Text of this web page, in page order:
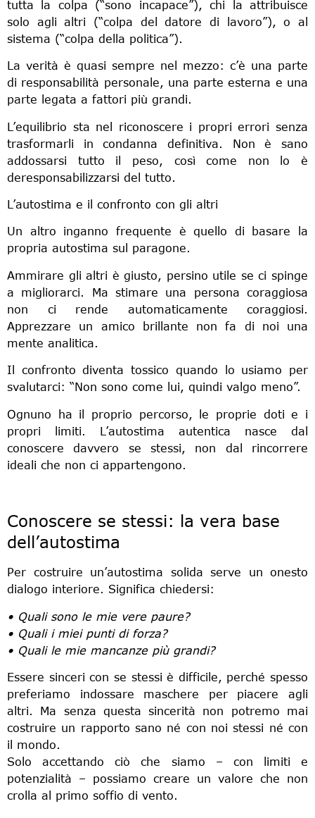
tutta la colpa (“sono incapace”), chi la attribuisce
solo agli altri (“colpa del datore di lavoro”), o al
sistema (“colpa della politica”).
La verità è quasi sempre nel mezzo: c’è una parte
di responsabilità personale, una parte esterna e una
parte legata a fattori più grandi.
L’equilibrio sta nel riconoscere i propri errori senza
trasformarli in condanna definitiva. Non è sano
addossarsi tutto il peso, così come non lo è
deresponsabilizzarsi del tutto.
L’autostima e il confronto con gli altri
Un altro inganno frequente è quello di basare la
propria autostima sul paragone.
Ammirare gli altri è giusto, persino utile se ci spinge
a migliorarci. Ma stimare una persona coraggiosa
non ci rende automaticamente coraggiosi.
Apprezzare un amico brillante non fa di noi una
mente analitica.
Il confronto diventa tossico quando lo usiamo per
svalutarci: “Non sono come lui, quindi valgo meno”.
Ognuno ha il proprio percorso, le proprie doti e i
propri limiti. L’autostima autentica nasce dal
conoscere davvero se stessi, non dal rincorrere
ideali che non ci appartengono.
Conoscere se stessi: la vera base
dell’autostima
Per costruire un’autostima solida serve un onesto
dialogo interiore. Significa chiedersi:
• Quali sono le mie vere paure?
• Quali i miei punti di forza?
• Quali le mie mancanze più grandi?
Essere sinceri con se stessi è difficile, perché spesso
preferiamo indossare maschere per piacere agli
altri. Ma senza questa sincerità non potremo mai
costruire un rapporto sano né con noi stessi né con
il mondo.
Solo accettando ciò che siamo – con limiti e
potenzialità – possiamo creare un valore che non
crolla al primo soffio di vento.